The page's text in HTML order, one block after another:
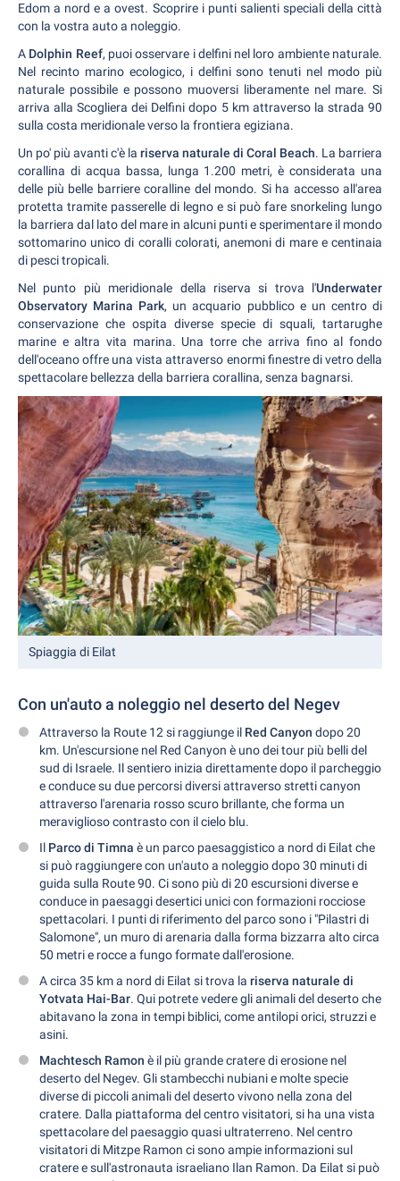
Edom a nord e a ovest. Scoprire i punti salienti speciali della città
con la vostra auto a noleggio.
A Dolphin Reef, puoi osservare i delfini nel loro ambiente naturale.
Nel recinto marino ecologico, i delfini sono tenuti nel modo più
naturale possibile e possono muoversi liberamente nel mare. Si
arriva alla Scogliera dei Delfini dopo 5 km attraverso la strada 90
sulla costa meridionale verso la frontiera egiziana.
Un po' più avanti c'è la riserva naturale di Coral Beach. La barriera
corallina di acqua bassa, lunga 1.200 metri, è considerata una
delle più belle barriere coralline del mondo. Si ha accesso all'area
protetta tramite passerelle di legno e si può fare snorkeling lungo
la barriera dal lato del mare in alcuni punti e sperimentare il mondo
sottomarino unico di coralli colorati, anemoni di mare e centinaia
di pesci tropicali.
Nel punto più meridionale della riserva si trova l'Underwater
Observatory Marina Park, un acquario pubblico e un centro di
conservazione che ospita diverse specie di squali, tartarughe
marine e altra vita marina. Una torre che arriva fino al fondo
dell'oceano offre una vista attraverso enormi finestre di vetro della
spettacolare bellezza della barriera corallina, senza bagnarsi.
Spiaggia di Eilat
Con un'auto a noleggio nel deserto del Negev
Attraverso la Route 12 si raggiunge il Red Canyon dopo 20
km. Un'escursione nel Red Canyon è uno dei tour più belli del
sud di Israele. Il sentiero inizia direttamente dopo il parcheggio
e conduce su due percorsi diversi attraverso stretti canyon
attraverso l'arenaria rosso scuro brillante, che forma un
meraviglioso contrasto con il cielo blu.
Il Parco di Timna è un parco paesaggistico a nord di Eilat che
si può raggiungere con un'auto a noleggio dopo 30 minuti di
guida sulla Route 90. Ci sono più di 20 escursioni diverse e
conduce in paesaggi desertici unici con formazioni rocciose
spettacolari. I punti di riferimento del parco sono i "Pilastri di
Salomone", un muro di arenaria dalla forma bizzarra alto circa
50 metri e rocce a fungo formate dall'erosione.
A circa 35 km a nord di Eilat si trova la riserva naturale di
Yotvata Hai-Bar. Qui potrete vedere gli animali del deserto che
abitavano la zona in tempi biblici, come antilopi orici, struzzi e
asini.
Machtesch Ramon è il più grande cratere di erosione nel
deserto del Negev. Gli stambecchi nubiani e molte specie
diverse di piccoli animali del deserto vivono nella zona del
cratere. Dalla piattaforma del centro visitatori, si ha una vista
spettacolare del paesaggio quasi ultraterreno. Nel centro
visitatori di Mitzpe Ramon ci sono ampie informazioni sul
cratere e sull'astronauta israeliano Ilan Ramon. Da Eilat si può